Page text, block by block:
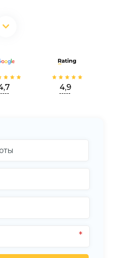
4,9